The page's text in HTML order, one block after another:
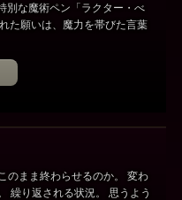
別な魔術ペン「ラクター・べ
た願いは、魔力を帯びた言葉
のまま終わらせるのか。 変わ
繰り返される状況。 思うよう